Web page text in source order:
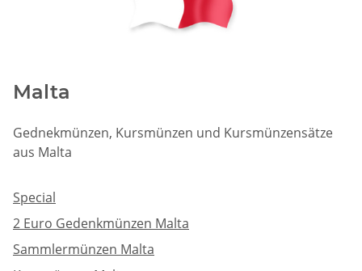
Malta
Gednekmünzen, Kursmünzen und Kursmünzensätze
aus Malta
Special
2 Euro Gedenkmünzen Malta
Sammlermünzen Malta